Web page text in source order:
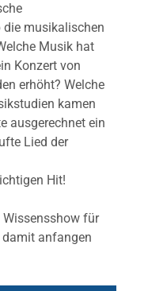
die musikalischen
Musik hat
Konzert von
erhöht? Welche
kamen
ausgerechnet ein
Lied der
Hit!
für
damit anfangen